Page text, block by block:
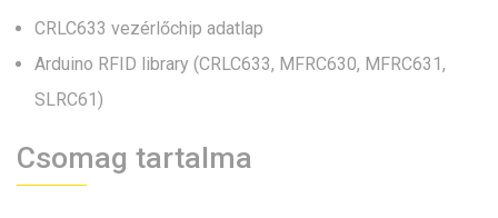
CRLC633 vezérlőchip adatlap
Arduino RFID library (CRLC633, MFRC630, MFRC631,
SLRC61)
Csomag tartalma